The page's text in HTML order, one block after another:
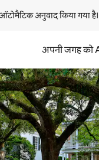
अनुवाद किया गया
अपनी जगह को